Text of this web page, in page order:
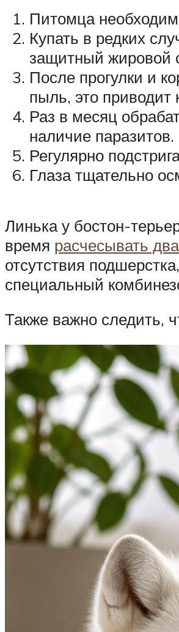
Питомца
Купать в редких
защитный жировой
После прогулки и
пыль, это приводит
Раз в месяц
наличие паразитов.
Регулярно
Глаза тщательно
Линька у бостон-
время расчесывать
отсутствия
специальный
Также важно следить,